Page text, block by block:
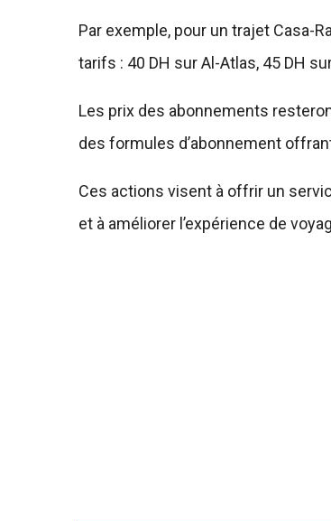
Par exemple, pour un trajet Casa-
tarifs : 40 DH sur Al-Atlas, 45 DH
Les prix des abonnements
des formules d’abonnement
Ces actions visent à offrir un
et à améliorer l’expérience de